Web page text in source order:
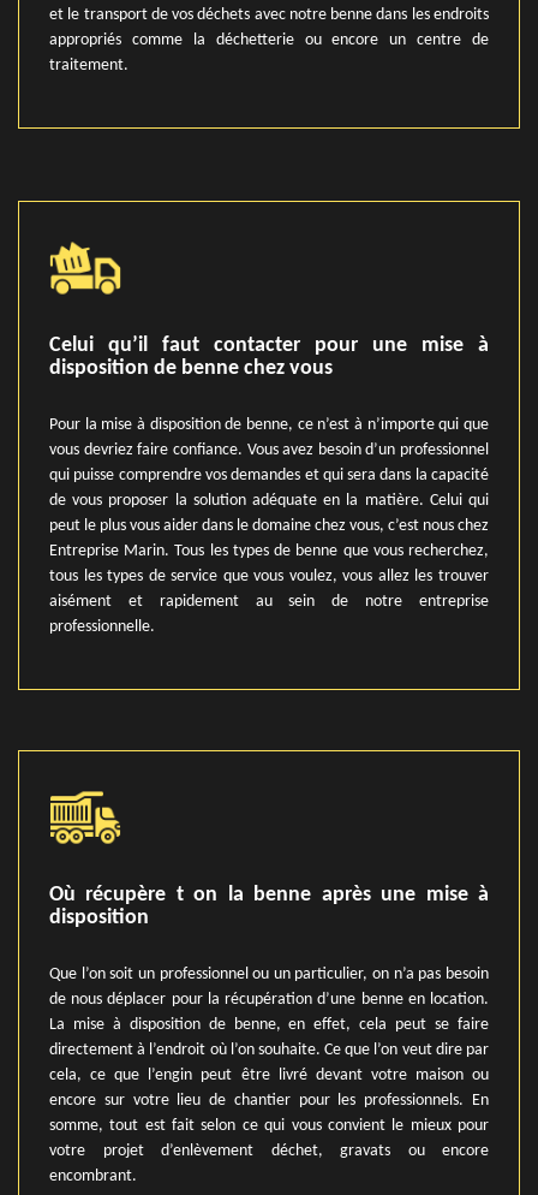
et le transport de vos déchets avec notre benne dans les endroits
appropriés comme la déchetterie ou encore un centre de
traitement.
Celui qu’il faut contacter pour une mise à
disposition de benne chez vous
Pour la mise à disposition de benne, ce n’est à n’importe qui que
vous devriez faire confiance. Vous avez besoin d’un professionnel
qui puisse comprendre vos demandes et qui sera dans la capacité
de vous proposer la solution adéquate en la matière. Celui qui
peut le plus vous aider dans le domaine chez vous, c’est nous chez
Entreprise Marin. Tous les types de benne que vous recherchez,
tous les types de service que vous voulez, vous allez les trouver
aisément et rapidement au sein de notre entreprise
professionnelle.
Où récupère t on la benne après une mise à
disposition
Que l’on soit un professionnel ou un particulier, on n’a pas besoin
de nous déplacer pour la récupération d’une benne en location.
La mise à disposition de benne, en effet, cela peut se faire
directement à l’endroit où l’on souhaite. Ce que l’on veut dire par
cela, ce que l’engin peut être livré devant votre maison ou
encore sur votre lieu de chantier pour les professionnels. En
somme, tout est fait selon ce qui vous convient le mieux pour
votre projet d’enlèvement déchet, gravats ou encore
encombrant.